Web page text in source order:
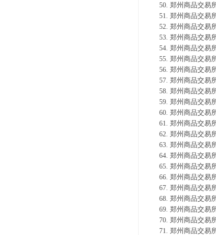
郑州商品交易
郑州商品交易
郑州商品交易
郑州商品交易
郑州商品交易
郑州商品交易
郑州商品交易
郑州商品交易
郑州商品交易
郑州商品交易
郑州商品交易
郑州商品交易
郑州商品交易
郑州商品交易
郑州商品交易
郑州商品交易
郑州商品交易
郑州商品交易
郑州商品交易
郑州商品交易
郑州商品交易
郑州商品交易